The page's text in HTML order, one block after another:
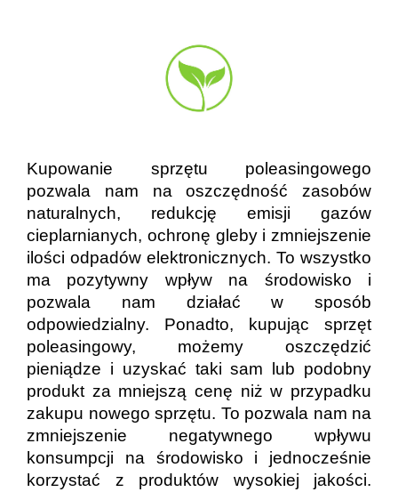
Kupowanie sprzętu poleasingowego
pozwala nam na oszczędność zasobów
naturalnych, redukcję emisji gazów
cieplarnianych, ochronę gleby i zmniejszenie
ilości odpadów elektronicznych. To wszystko
ma pozytywny wpływ na środowisko i
pozwala nam działać w sposób
odpowiedzialny. Ponadto, kupując sprzęt
poleasingowy, możemy oszczędzić
pieniądze i uzyskać taki sam lub podobny
produkt za mniejszą cenę niż w przypadku
zakupu nowego sprzętu. To pozwala nam na
zmniejszenie negatywnego wpływu
konsumpcji na środowisko i jednocześnie
korzystać z produktów wysokiej jakości.